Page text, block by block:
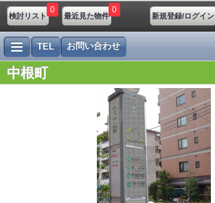
検討リスト
0
最近見た物件
0
新規登録/ログイン
TEL お問い合わせ
中根町